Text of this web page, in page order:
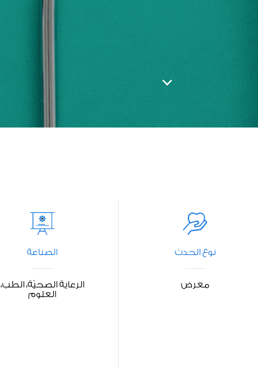
نوع الحدث
معرض
الصناعة
الرعاية الصحيّة، الطب،
العلوم